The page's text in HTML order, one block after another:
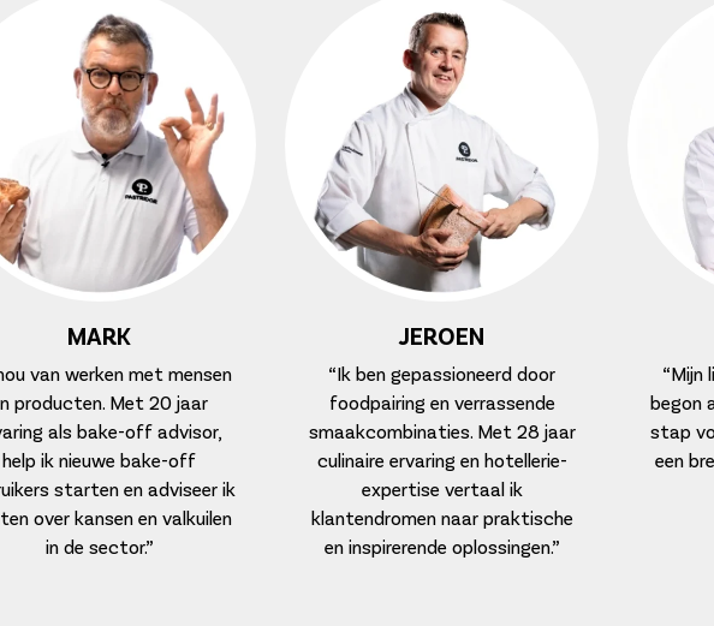
MARK
van werken met mensen
producten. Met 20 jaar
als bake-off advisor,
help ik nieuwe bake-off
starten en adviseer ik
over kansen en valkuilen
in de sector.”
JEROEN
“Ik ben gepassioneerd door
foodpairing en verrassende
smaakcombinaties. Met 28 jaar
culinaire ervaring en hotellerie-
expertise vertaal ik
klantendromen naar praktische
en inspirerende oplossingen.”
“Mijn
begon
stap
een